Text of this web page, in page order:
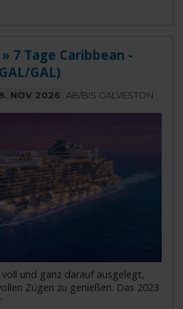
7 Tage Caribbean -
GAL)
NOV 2026 AB/BIS GALVESTON
und ganz darauf ausgelegt,
Zügen zu genießen. Das 2023